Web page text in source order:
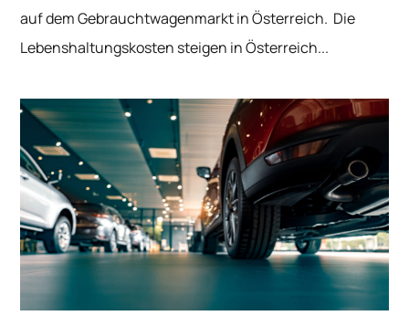
auf dem Gebrauchtwagenmarkt in Österreich. Die
Lebenshaltungskosten steigen in Österreich...